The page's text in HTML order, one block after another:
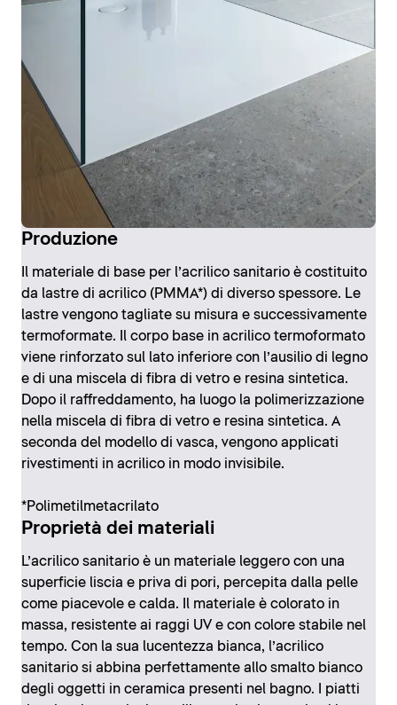
Produzione
Il materiale di base per l’acrilico sanitario è costituito
da lastre di acrilico (PMMA*) di diverso spessore. Le
lastre vengono tagliate su misura e successivamente
termoformate. Il corpo base in acrilico termoformato
viene rinforzato sul lato inferiore con l’ausilio di legno
e di una miscela di fibra di vetro e resina sintetica.
Dopo il raffreddamento, ha luogo la polimerizzazione
nella miscela di fibra di vetro e resina sintetica. A
seconda del modello di vasca, vengono applicati
rivestimenti in acrilico in modo invisibile.
*Polimetilmetacrilato
Proprietà dei materiali
L’acrilico sanitario è un materiale leggero con una
superficie liscia e priva di pori, percepita dalla pelle
come piacevole e calda. Il materiale è colorato in
massa, resistente ai raggi UV e con colore stabile nel
tempo. Con la sua lucentezza bianca, l’acrilico
sanitario si abbina perfettamente allo smalto bianco
degli oggetti in ceramica presenti nel bagno. I piatti